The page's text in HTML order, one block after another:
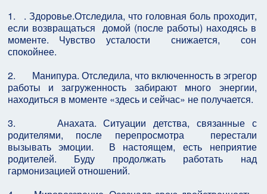
1. . Здоровье.Отследила, что головная боль проходит,
если возвращаться домой (после работы) находясь в
моменте. Чувство усталости снижается, сон
спокойнее.
2. Манипура. Отследила, что включенность в эгрегор
работы и загруженность забирают много энергии,
находиться в моменте «здесь и сейчас» не получается.
3. Анахата. Ситуации детства, связанные с
родителями, после перепросмотра перестали
вызывать эмоции. В настоящем, есть неприятие
родителей. Буду продолжать работать над
гармонизацией отношений.